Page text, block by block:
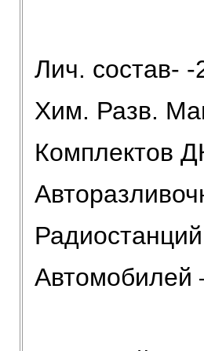
Лич. состав- -
Хим. Разв.
Комплектов
Автомобилей